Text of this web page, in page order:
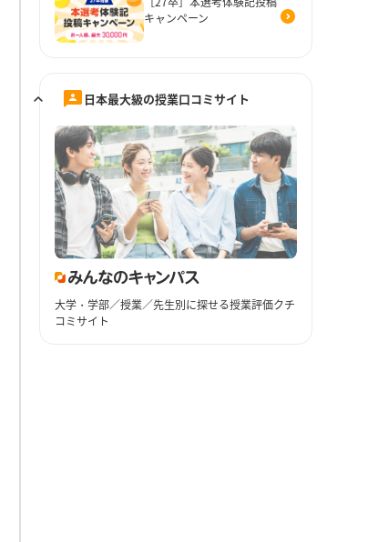
キャンペーン
日本最大級の授業口コミサイト
大学・学部／授業／先生別に探せる授業評価クチ
コミサイト